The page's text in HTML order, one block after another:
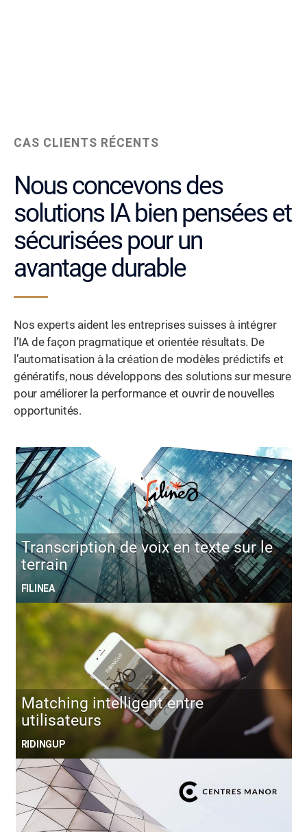
CAS CLIENTS RÉCENTS
Nous concevons des
solutions IA bien pensées et
sécurisées pour un
avantage durable
Nos experts aident les entreprises suisses à intégrer
l’IA de façon pragmatique et orientée résultats. De
l’automatisation à la création de modèles prédictifs et
génératifs, nous développons des solutions sur mesure
pour améliorer la performance et ouvrir de nouvelles
opportunités.
Transcription de voix en texte sur le
terrain
FILINEA
Matching intelligent entre
utilisateurs
RIDINGUP